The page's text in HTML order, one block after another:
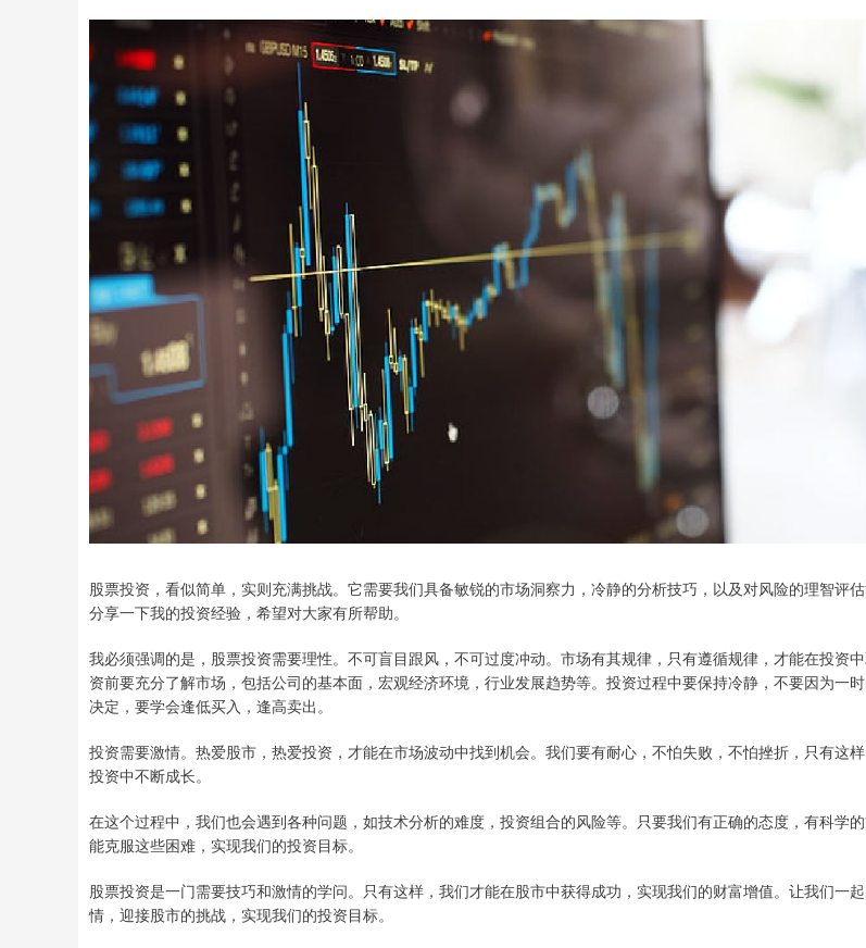
股票投资，看似简单，实则充满挑战。它需要我们具备敏锐的市场洞察力，冷静的分析技巧，以及对风险的理智评
分享一下我的投资经验，希望对大家有所帮助。
我必须强调的是，股票投资需要理性。不可盲目跟风，不可过度冲动。市场有其规律，只有遵循规律，才能在投资
资前要充分了解市场，包括公司的基本面，宏观经济环境，行业发展趋势等。投资过程中要保持冷静，不要因为一
决定，要学会逢低买入，逢高卖出。
投资需要激情。热爱股市，热爱投资，才能在市场波动中找到机会。我们要有耐心，不怕失败，不怕挫折，只有这
投资中不断成长。
在这个过程中，我们也会遇到各种问题，如技术分析的难度，投资组合的风险等。只要我们有正确的态度，有科学
能克服这些困难，实现我们的投资目标。
股票投资是一门需要技巧和激情的学问。只有这样，我们才能在股市中获得成功，实现我们的财富增值。让我们一
情，迎接股市的挑战，实现我们的投资目标。